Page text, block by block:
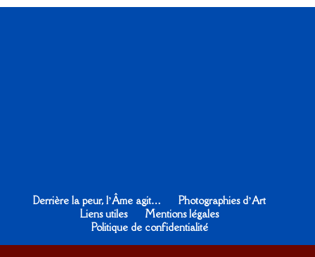
Derrière la peur, l’Âme agit…
Photographies d’Art
Liens utiles
Mentions légales
Politique de confidentialité